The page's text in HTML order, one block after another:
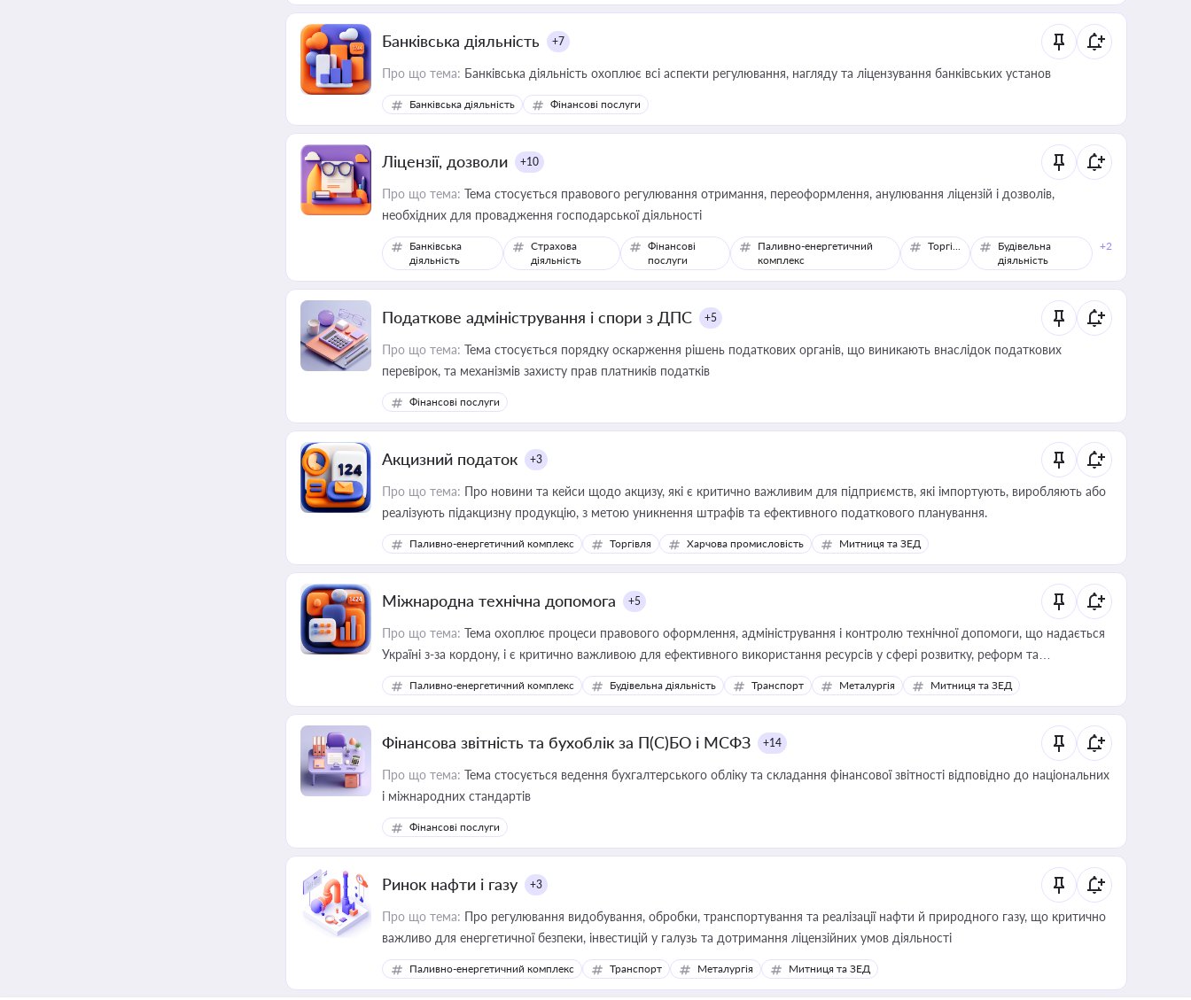
Банківська діяльність +7
Про що тема: Банківська діяльність охоплює всі аспекти регулювання, нагляду та ліцензування банківських установ
Банківська діяльність Фінансові послуги
Ліцензії, дозволи +10
Про що тема: Тема стосується правового регулювання отримання, переоформлення, анулювання ліцензій і дозволів,
необхідних для провадження господарської діяльності
Банківська
діяльність
Страхова
діяльність
Фінансові
послуги
Паливно-енергетичний
комплекс
Торгівля
Будівельна
діяльність
+2
Податкове адміністрування і спори з ДПС +5
Про що тема: Тема стосується порядку оскарження рішень податкових органів, що виникають внаслідок податкових
перевірок, та механізмів захисту прав платників податків
Фінансові послуги
Акцизний податок +3
Про що тема: Про новини та кейси щодо акцизу, які є критично важливим для підприємств, які імпортують, виробляють або
реалізують підакцизну продукцію, з метою уникнення штрафів та ефективного податкового планування.
Паливно-енергетичний комплекс Торгівля Харчова промисловість Митниця та ЗЕД
Міжнародна технічна допомога +5
Про що тема: Тема охоплює процеси правового оформлення, адміністрування і контролю технічної допомоги, що надається
Україні з-за кордону, і є критично важливою для ефективного використання ресурсів у сфері розвитку, реформ та
інфраструктурних проєктів
Паливно-енергетичний комплекс Будівельна діяльність Транспорт Металургія Митниця та ЗЕД
Фінансова звітність та бухоблік за П(С)БО і МСФЗ +14
Про що тема: Тема стосується ведення бухгалтерського обліку та складання фінансової звітності відповідно до національних
і міжнародних стандартів
Фінансові послуги
Ринок нафти і газу +3
Про що тема: Про регулювання видобування, обробки, транспортування та реалізації нафти й природного газу, що критично
важливо для енергетичної безпеки, інвестицій у галузь та дотримання ліцензійних умов діяльності
Паливно-енергетичний комплекс Транспорт Металургія Митниця та ЗЕД